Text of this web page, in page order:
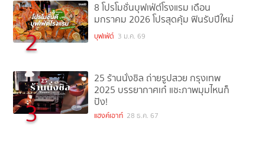
2
8 โปรโมชั่นบุฟเฟ่ต์โรงแรม เดือน
มกราคม 2026 โปรสุดคุ้ม ฟินรับปีใหม่
บุฟเฟ่ต์ 3 ม.ค. 69
3
25 ร้านนั่งชิล ถ่ายรูปสวย กรุงเทพ
2025 บรรยากาศเก๋ แชะภาพมุมไหนก็
ปัง!
แฮงค์เอาท์ 28 ธ.ค. 67